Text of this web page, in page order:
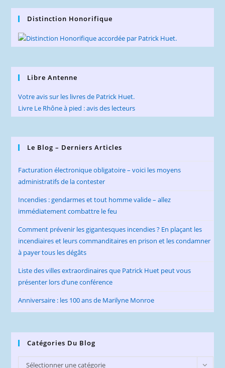
Distinction Honorifique
Libre Antenne
Votre avis sur les livres de Patrick Huet.
Livre Le Rhône à pied : avis des lecteurs
Le Blog – Derniers Articles
Facturation électronique obligatoire – voici les moyens
administratifs de la contester
Incendies : gendarmes et tout homme valide – allez
immédiatement combattre le feu
Comment prévenir les gigantesques incendies ? En plaçant les
incendiaires et leurs commanditaires en prison et les condamner
à payer tous les dégâts
Liste des villes extraordinaires que Patrick Huet peut vous
présenter lors d’une conférence
Anniversaire : les 100 ans de Marilyne Monroe
Catégories Du Blog
Catégories
Sélectionner une catégorie